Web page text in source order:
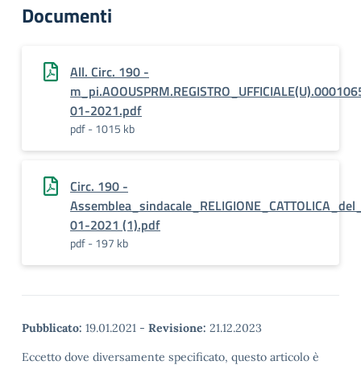
Documenti
All. Circ. 190 -
01-2021.pdf
pdf - 1015 kb
Circ. 190 -
01-2021 (1).pdf
pdf - 197 kb
Pubblicato: 19.01.2021 - Revisione: 21.12.2023
Eccetto dove diversamente specificato, questo articolo è